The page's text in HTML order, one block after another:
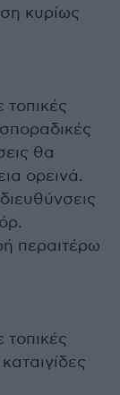
κυρίως
θα
ορεινά.
περαιτέρω